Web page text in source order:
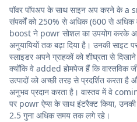
पॉवर पॉपअप के साथ साइन अप करने के
संपर्कों को 250% से अधिक (600 से अधिक
boost ने powr सोशल का उपयोग करके
अनुयायियों तक बढ़ा दिया है। उनकी
स्लाइडर अपने ग्राहकों को शीघ्रता से
क्योंकि वे added होमपेज हैं कि वास्तविक
उत्पादों को अच्छी तरह से प्रदर्शित करता
अनुभव प्रदान करता है। वास्तव में वे
पर powr ऐप्स के साथ इंटरैक्ट किया, उनकी
2.5 गुना अधिक समय तक लगे रहे।